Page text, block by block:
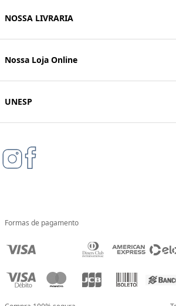
NOSSA LIVRARIA
Nossa Loja Online
UNESP
Formas de pagamento